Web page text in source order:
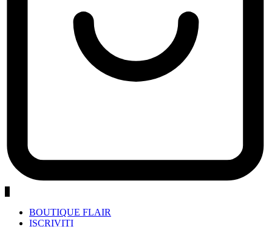
BOUTIQUE FLAIR
ISCRIVITI